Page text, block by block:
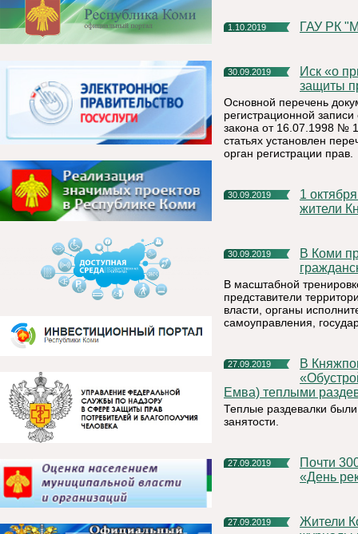
1.10.2019 ГАУ РК
30.09.2019
Иск «о признании обременения отсутствующим» как способ
защиты
Основной перечень
регистрационной
закона от 16.07.1998 №
статьях установлен
орган регистрации прав.
30.09.2019
1 октября - Международный день пожилых людей Уважаемые
жители
30.09.2019
В Коми пройдет Всероссийская штабная тренировка по
В масштабной
представители
власти, органы
самоуправления,
27.09.2019
В Княжпогостском районе завершилась реализация проекта
Емва) теплыми
Теплые раздевалки
занятости.
27.09.2019
Почти 3000 волонтеров приняли участие в экоакции РУСАЛа
«День
27.09.2019
Жители Коми могут подарить подписку на любимые газеты и